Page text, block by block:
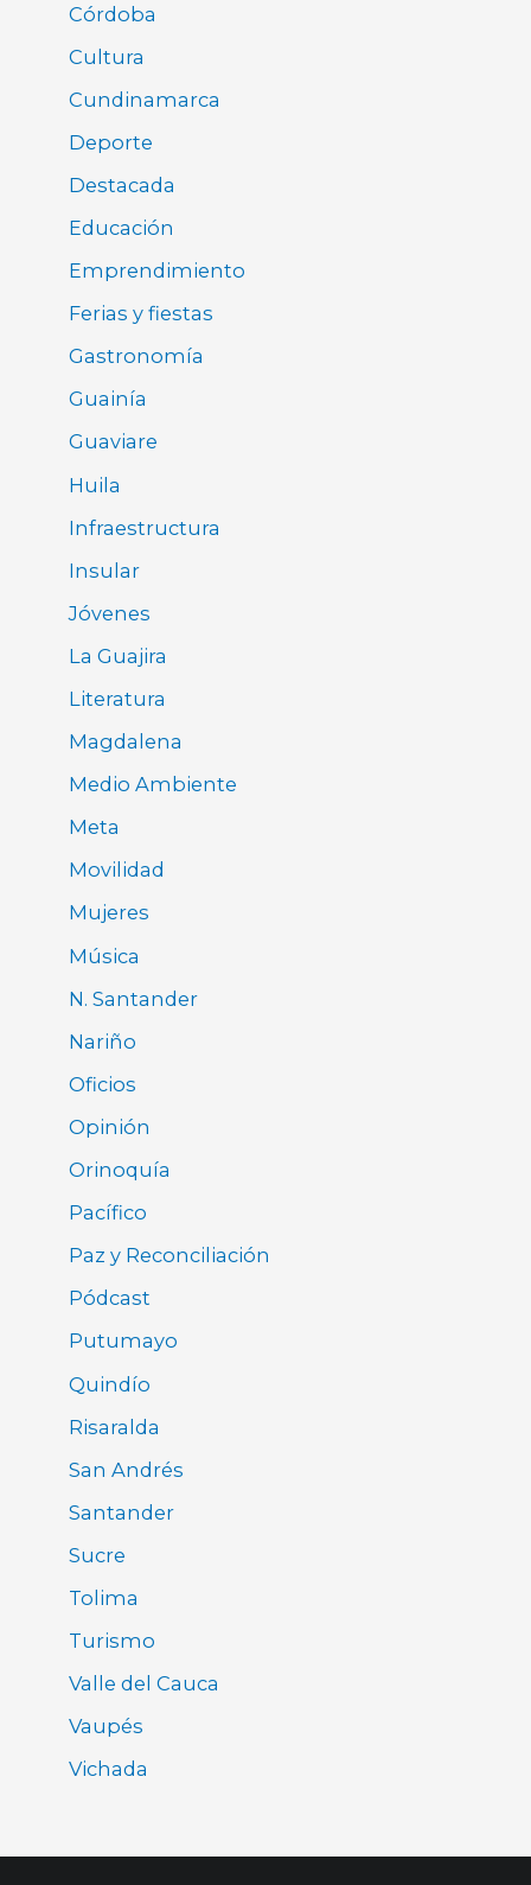
Córdoba
Cultura
Cundinamarca
Deporte
Destacada
Educación
Emprendimiento
Ferias y fiestas
Gastronomía
Guainía
Guaviare
Huila
Infraestructura
Insular
Jóvenes
La Guajira
Literatura
Magdalena
Medio Ambiente
Meta
Movilidad
Mujeres
Música
N. Santander
Nariño
Oficios
Opinión
Orinoquía
Pacífico
Paz y Reconciliación
Pódcast
Putumayo
Quindío
Risaralda
San Andrés
Santander
Sucre
Tolima
Turismo
Valle del Cauca
Vaupés
Vichada